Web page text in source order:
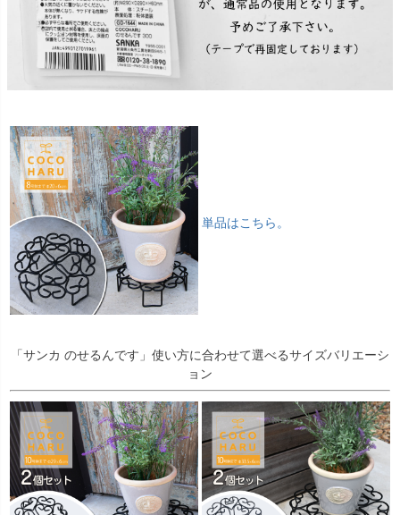
単品はこちら。
「サンカ のせるんです」使い方に合わせて選べるサイズバリエーシ
ョン